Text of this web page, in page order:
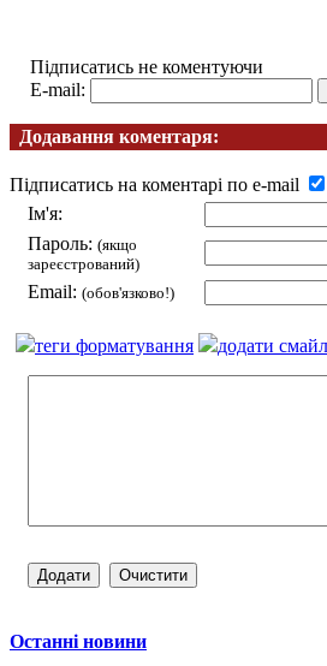
Підписатись не коментуючи
E-mail:
Додавання коментаря:
Підписатись на коментарі по e-mail
Ім'я:
Пароль: (якщо
зареєстрований)
Email: (обов'язково!)
теги форматування додати
Останні новини